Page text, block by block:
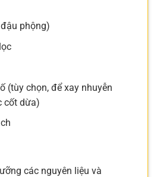
phộng)
(tùy chọn, để xay nhuyễn
cốt dừa)
các nguyên liệu và